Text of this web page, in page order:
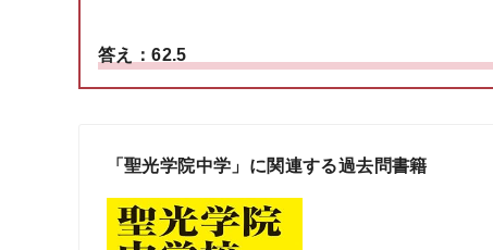
答え：62.5
「聖光学院中学」に関連する過去問書籍